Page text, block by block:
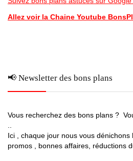
Allez voir la Chaine Youtube
📢 Newsletter des bons plans
Vous recherchez des bons plans ?
Ici , chaque jour nous vous dénichons
promos , bonnes affaires, réductions